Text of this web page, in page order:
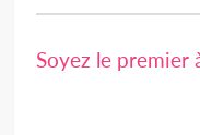
Soyez le premier